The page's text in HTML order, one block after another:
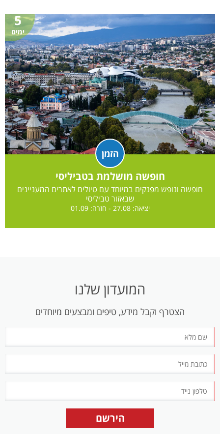
הזמן
5
ימים
חופשה מושלמת בטביליסי
חופשה ונופש מפנקים במיוחד עם טיולים לאתרים המעניינים
שבאזור טביליסי
יציאה: 27.08 - חזרה: 01.09
המועדון שלנו
הצטרף וקבל מידע, טיפים ומבצעים מיוחדים